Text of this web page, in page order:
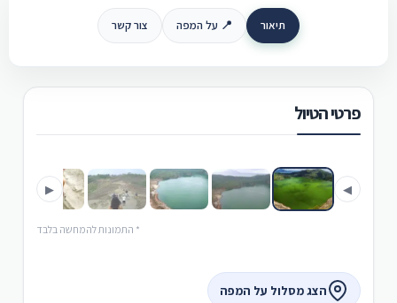
תיאור 📍 על המפה צור קשר
פרטי הטיול
◀
▶
* התמונות להמחשה בלבד
הצג מסלול על המפה